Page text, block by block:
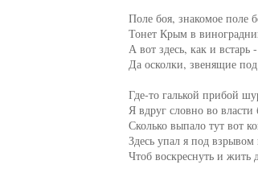
Поле боя, знакомое поле
Тонет Крым в
А вот здесь, как и
Да осколки, звенящие
Где-то галькой прибой
Я вдруг словно во
Сколько выпало тут вот
Здесь упал я под взрывом
Чтоб воскреснуть и жить